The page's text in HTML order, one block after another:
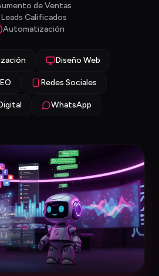
de Ventas
Leads Calificados
Automatización
Diseño Web
Redes Sociales
WhatsApp